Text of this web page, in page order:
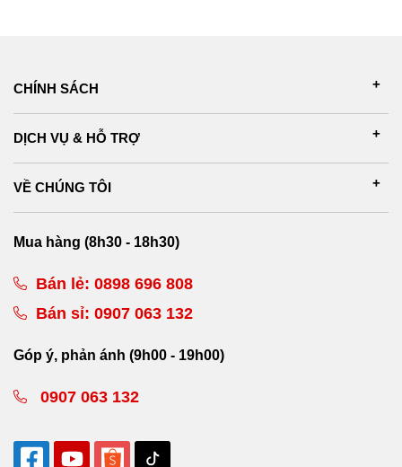
CHÍNH SÁCH
DỊCH VỤ & HỖ TRỢ
VỀ CHÚNG TÔI
Mua hàng (8h30 - 18h30)
Bán lẻ: 0898 696 808
Bán sỉ: 0907 063 132
Góp ý, phản ánh (9h00 - 19h00)
0907 063 132